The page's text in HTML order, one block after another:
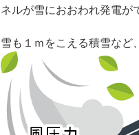
ネルが雪におおわれ発電が
雪も１ｍをこえる積雪など